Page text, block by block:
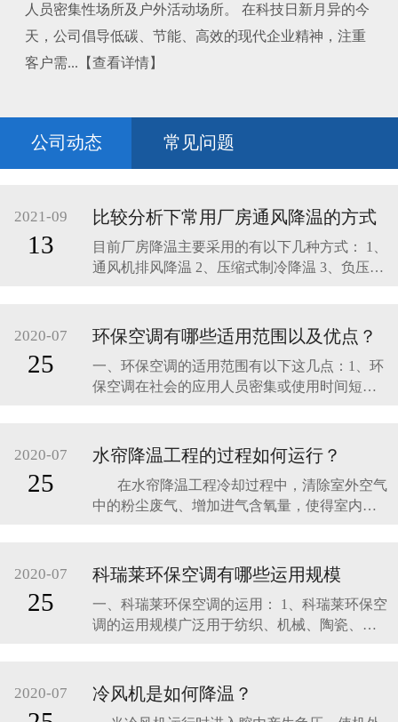
人员密集性场所及户外活动场所。 在科技日新月异的今
天，公司倡导低碳、节能、高效的现代企业精神，注重
客户需...【查看详情】
公司动态 常见问题
2021-09
13
比较分析下常用厂房通风降温的方式
目前厂房降温主要采用的有以下几种方式： 1、
通风机排风降温 2、压缩式制冷降温 3、负压湿
是用风机运转来降温，其通风降温设备有电
扇，风机，轴流风机，离心风机等，其特点是
价格便宜，安装方便，通风效果明显，降温效
果不佳
2020-07
25
​环保空调有哪些适用范围以及优点？
一、环保空调的适用范围有以下这几点：1、环
保空调在社会的应用人员密集或使用时间短暂
厂、服装厂、玩具厂、菜市场等；2、有发热设
备或高温的生产场所，如：机械加工、注塑、
电镀、冶金、印刷、食品加工、玻璃、家电等
生产车间：需要门户
2020-07
25
水帘降温工程的过程如何运行？
在水帘降温工程冷却过程中，清除室外空气
中的粉尘废气、增加进气含氧量，使得室内空
就是用冷风机与保温风管组合实现岗位精准降
温，能够把最便宜最有效果的凉风准确送到每
个需
2020-07
25
科瑞莱环保空调有哪些运用规模
一、科瑞莱环保空调的运用： 1、科瑞莱环保空
调的运用规模广泛用于纺织、机械、陶瓷、精
印、包装、食品等加工业； 3、医院、候诊
室、校园、候车室、超级商场、洗衣房 、厨
2020-07 冷风机是如何降温？